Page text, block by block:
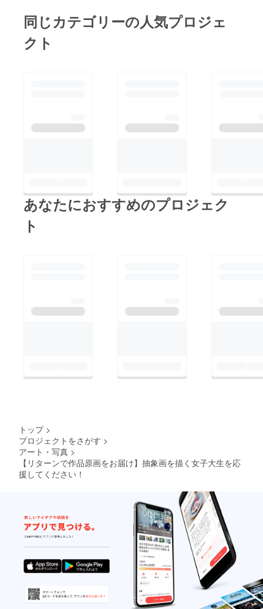
同じカテゴリーの人気プロジェ
クト
あなたにおすすめのプロジェク
ト
トップ >
プロジェクトをさがす >
アート・写真 >
【リターンで作品原画をお届け】抽象画を描く女子大生を応
援してください！